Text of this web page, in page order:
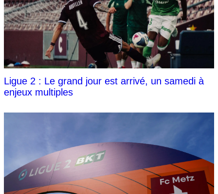
Ligue 2 : Le grand jour est arrivé, un samedi à
enjeux multiples